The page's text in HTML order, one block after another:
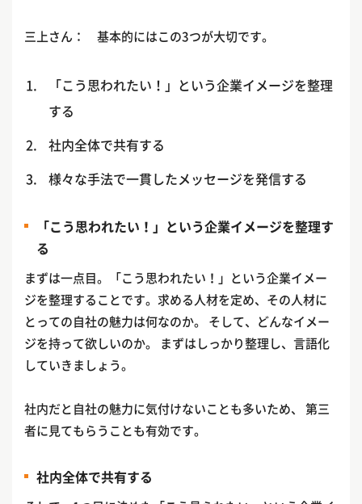
三上さん： 基本的にはこの3つが大切です。
「こう思われたい！」という企業イメージを整理
する
社内全体で共有する
様々な手法で一貫したメッセージを発信する
「こう思われたい！」という企業イメージを整理す
る
まずは一点目。「こう思われたい！」という企業イメー
ジを整理することです。求める人材を定め、その人材に
とっての自社の魅力は何なのか。 そして、どんなイメー
ジを持って欲しいのか。 まずはしっかり整理し、言語化
していきましょう。
社内だと自社の魅力に気付けないことも多いため、 第三
者に見てもらうことも有効です。
社内全体で共有する